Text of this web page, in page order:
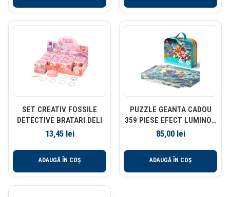
SET CREATIV FOSSILE
DETECTIVE BRATARI DELI
13,45 lei
ADAUGĂ ÎN COȘ
PUZZLE GEANTA CADOU
359 PIESE EFECT LUMINOS
UNIVERS 5+ DELI
85,00 lei
ADAUGĂ ÎN COȘ